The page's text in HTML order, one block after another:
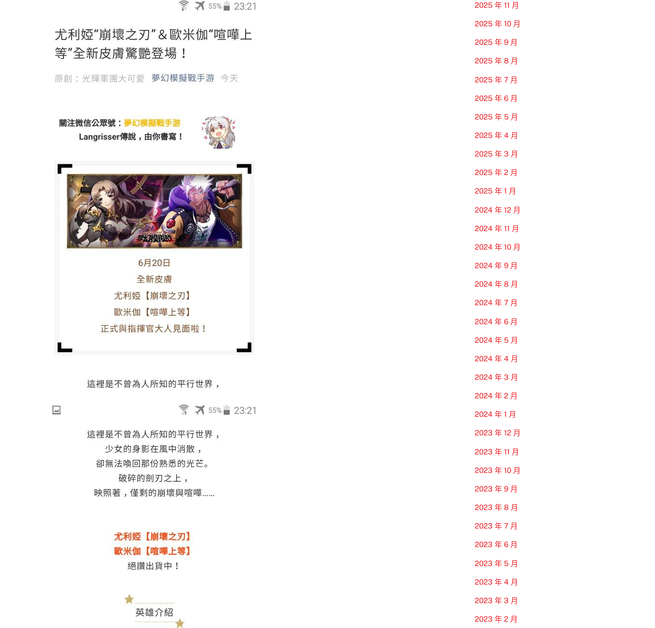
2025 年 11 月
2025 年 10 月
2025 年 9 月
2025 年 8 月
2025 年 7 月
2025 年 6 月
2025 年 5 月
2025 年 4 月
2025 年 3 月
2025 年 2 月
2025 年 1 月
2024 年 12 月
2024 年 11 月
2024 年 10 月
2024 年 9 月
2024 年 8 月
2024 年 7 月
2024 年 6 月
2024 年 5 月
2024 年 4 月
2024 年 3 月
2024 年 2 月
2024 年 1 月
2023 年 12 月
2023 年 11 月
2023 年 10 月
2023 年 9 月
2023 年 8 月
2023 年 7 月
2023 年 6 月
2023 年 5 月
2023 年 4 月
2023 年 3 月
2023 年 2 月